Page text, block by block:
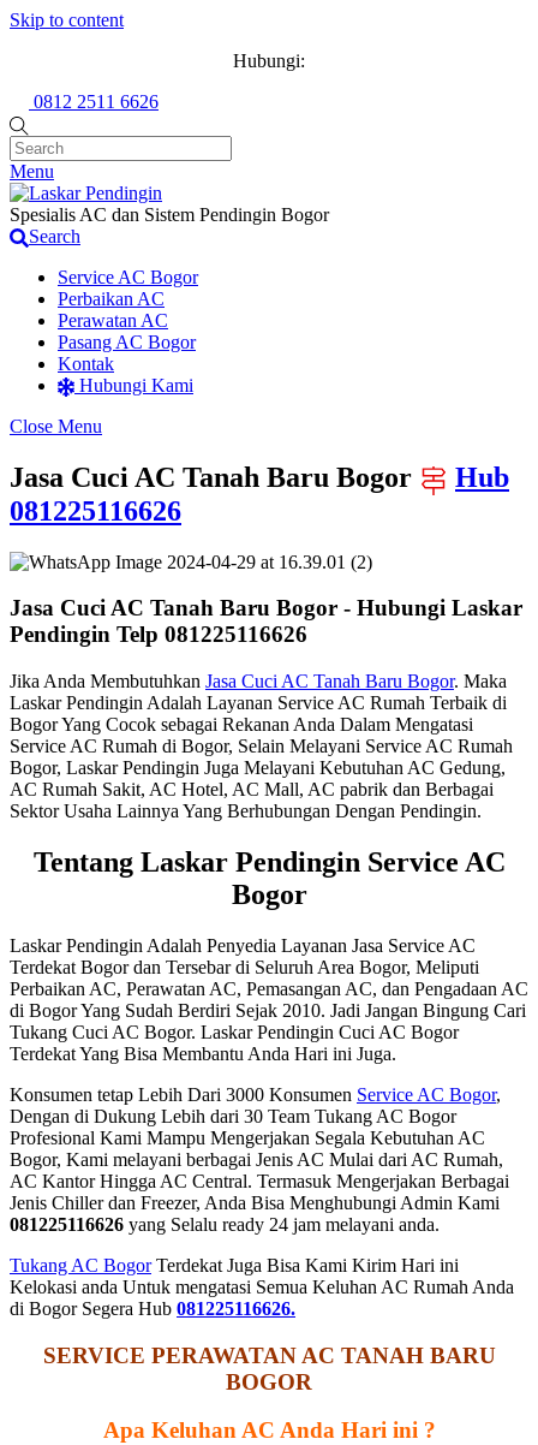
Skip to content
Hubungi:
0812 2511 6626
Menu
Spesialis AC dan Sistem Pendingin Bogor
Search
Service AC Bogor
Perbaikan AC
Perawatan AC
Pasang AC Bogor
Kontak
Hubungi Kami
Close Menu
Jasa Cuci AC Tanah Baru Bogor
Hub
081225116626
Jasa Cuci AC Tanah Baru Bogor - Hubungi Laskar
Pendingin Telp 081225116626
Jika Anda Membutuhkan Jasa Cuci AC Tanah Baru Bogor. Maka
Laskar Pendingin Adalah Layanan Service AC Rumah Terbaik di
Bogor Yang Cocok sebagai Rekanan Anda Dalam Mengatasi
Service AC Rumah di Bogor, Selain Melayani Service AC Rumah
Bogor, Laskar Pendingin Juga Melayani Kebutuhan AC Gedung,
AC Rumah Sakit, AC Hotel, AC Mall, AC pabrik dan Berbagai
Sektor Usaha Lainnya Yang Berhubungan Dengan Pendingin.
Tentang Laskar Pendingin Service AC
Bogor
Laskar Pendingin Adalah Penyedia Layanan Jasa Service AC
Terdekat Bogor dan Tersebar di Seluruh Area Bogor, Meliputi
Perbaikan AC, Perawatan AC, Pemasangan AC, dan Pengadaan AC
di Bogor Yang Sudah Berdiri Sejak 2010. Jadi Jangan Bingung Cari
Tukang Cuci AC Bogor. Laskar Pendingin Cuci AC Bogor
Terdekat Yang Bisa Membantu Anda Hari ini Juga.
Konsumen tetap Lebih Dari 3000 Konsumen Service AC Bogor,
Dengan di Dukung Lebih dari 30 Team Tukang AC Bogor
Profesional Kami Mampu Mengerjakan Segala Kebutuhan AC
Bogor, Kami melayani berbagai Jenis AC Mulai dari AC Rumah,
AC Kantor Hingga AC Central. Termasuk Mengerjakan Berbagai
Jenis Chiller dan Freezer, Anda Bisa Menghubungi Admin Kami
081225116626 yang Selalu ready 24 jam melayani anda.
Tukang AC BogorTerdekat Juga Bisa Kami Kirim Hari ini
Kelokasi anda Untuk mengatasi Semua Keluhan AC Rumah Anda
di Bogor Segera Hub 081225116626.
SERVICE PERAWATAN AC TANAH BARU
BOGOR
Apa Keluhan AC Anda Hari ini ?